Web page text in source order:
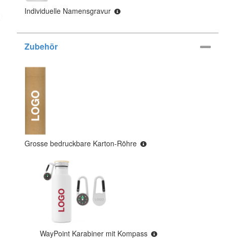
Individuelle Namensgravur
Zubehör
Grosse bedruckbare Karton-Röhre
WayPoint Karabiner mit Kompass